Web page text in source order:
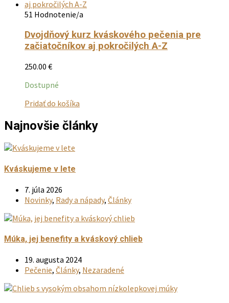
51 Hodnotenie/a
Dvojdňový kurz kváskového pečenia pre
začiatočníkov aj pokročilých A-Z
250.00 €
Dostupné
Pridať do košíka
má
viacero
na
stránke
produktu.
Najnovšie články
Kváskujeme v lete
7. júla 2026
Novinky, Rady a nápady, Články
Múka, jej benefity a kváskový chlieb
19. augusta 2024
Pečenie, Články, Nezaradené